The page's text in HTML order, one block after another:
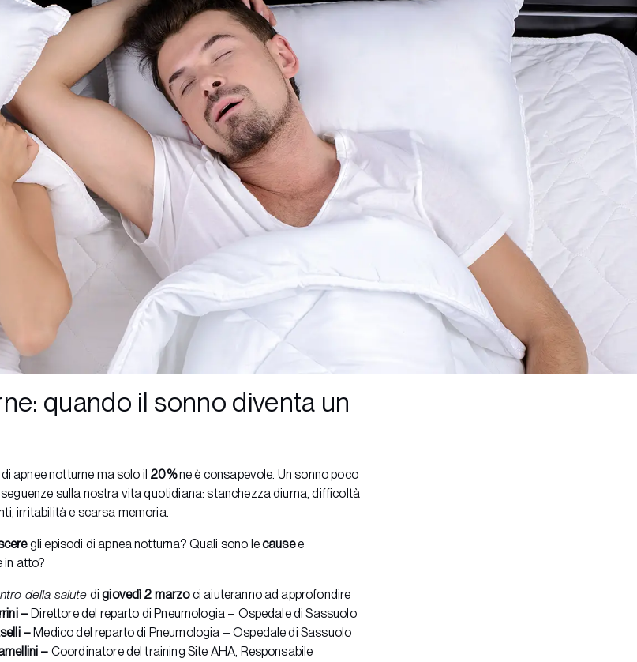
quando il sonno diventa un
apnee notturne ma solo il 20%ne è consapevole. Un sonno poco
sulla nostra vita quotidiana: stanchezza diurna, difficoltà
irritabilità e scarsa memoria.
gli episodi di apnea notturna? Quali sono lecausee
in atto?
della salute di giovedì 2 marzoci aiuteranno ad approfondire
–Direttore del reparto di Pneumologia – Ospedale di Sassuolo
–Medico del reparto di Pneumologia – Ospedale di Sassuolo
– Coordinatore del training Site AHA, Responsabile